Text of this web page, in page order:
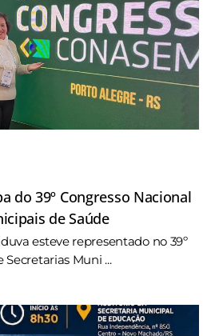
do 39º Congresso Nacional
de Saúde
esteve representado no 39º
Muni ...